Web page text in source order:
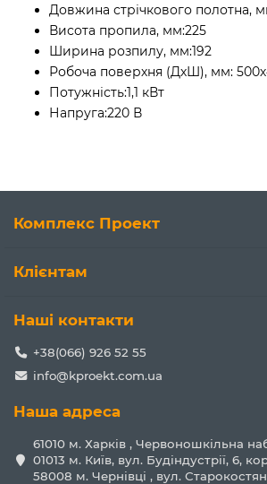
Довжина стрічкового полотна,
Висота пропила, мм:225
Ширина розпилу, мм:192
Робоча поверхня (ДхШ), мм:
Потужність:1,1 кВт
Напруга:220 В
Комплекс Проект
Клієнтам
Наші контакти
+38(066) 926 52 55
info@kproekt.com.ua
Наша адреса
61010 м. Харків , Червоношкільна
01013 м. Київ, вул. Будіндустрії, 6,
58008 м. Чернівці , вул.